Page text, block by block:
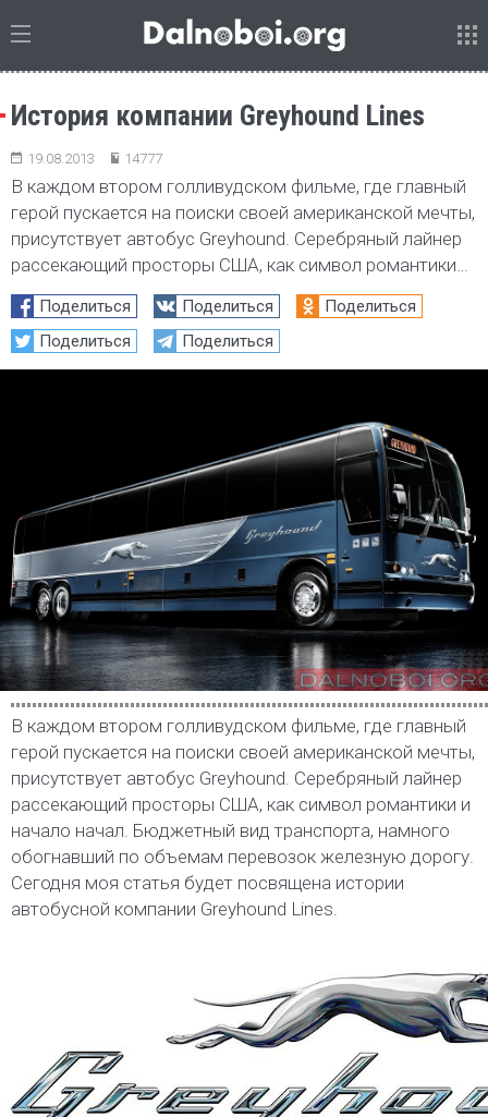
История компании Greyhound Lines
19.08.2013 14777
В каждом втором голливудском фильме, где главный
герой пускается на поиски своей американской мечты,
присутствует автобус Greyhound. Серебряный лайнер
рассекающий просторы США, как символ романтики…
Поделиться Поделиться
Поделиться
Поделиться
Поделиться
В каждом втором голливудском фильме, где главный
герой пускается на поиски своей американской мечты,
присутствует автобус Greyhound. Серебряный лайнер
рассекающий просторы США, как символ романтики и
начало начал. Бюджетный вид транспорта, намного
обогнавший по объемам перевозок железную дорогу.
Сегодня моя статья будет посвящена истории
автобусной компании Greyhound Lines.